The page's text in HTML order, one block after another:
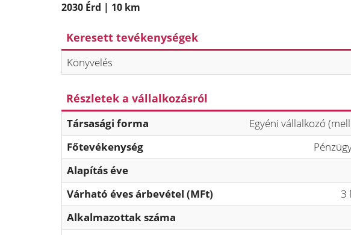
2030 Érd | 10 km
Keresett tevékenységek
Könyvelés
Részletek a vállalkozásról
Társasági forma
Egyéni vállalkozó
Főtevékenység
Alapítás éve
Várható éves árbevétel (MFt)
3
Alkalmazottak száma